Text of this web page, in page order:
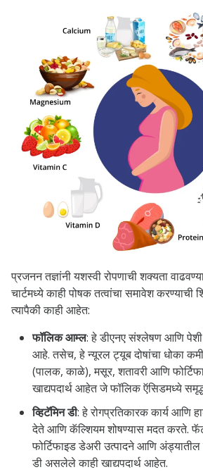
प्रजनन तज्ञांनी यशस्वी रोपणाची शक्यता
चार्टमध्ये काही पोषक तत्वांचा समावेश
त्यापैकी काही आहेत:
फॉलिक आम्ल: हे डीएनए संश्लेषण आणि
आहे. तसेच, हे न्यूरल ट्यूब दोषांचा धोका
(पालक, काळे), मसूर, शतावरी आणि
खाद्यपदार्थ आहेत जे फॉलिक ऍसिडमध्ये
व्हिटॅमिन डी: हे रोगप्रतिकारक कार्य आणि
देते आणि कॅल्शियम शोषण्यास मदत करते.
फोर्टिफाइड डेअरी उत्पादने आणि
डी असलेले काही खाद्यपदार्थ आहेत.